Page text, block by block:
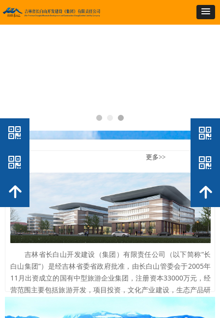
更多>>
吉林省长白山开发建设（集团）有限责任公司（以下简称“长
白山集团”）是经吉林省委省政府批准，由长白山管委会于2005年
11月出资成立的国有中型旅游企业集团，注册资本33000万元，经
营范围主要包括旅游开发，项目投资，文化产业建设，生态产品研
낃
녕
낃
낃
녕
낃